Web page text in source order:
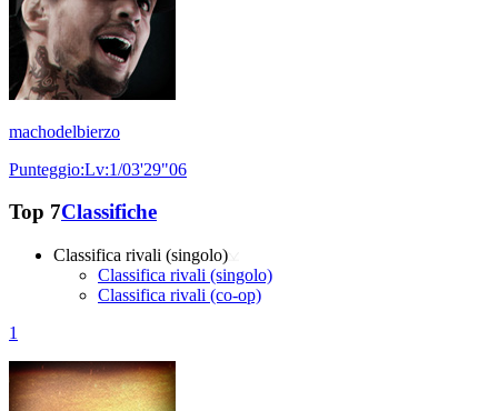
machodelbierzo
Punteggio:Lv:1/03'29"06
Top 7Classifiche
Classifica rivali (singolo)
Classifica rivali (singolo)
Classifica rivali (co-op)
1